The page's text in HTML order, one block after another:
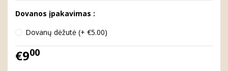
Dovanos įpakavimas :
Dovanų dėžutė (+ €5.00)
€900